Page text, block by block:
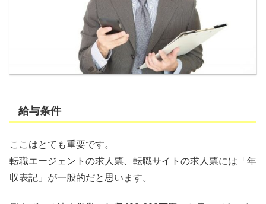
給与条件
ここはとても重要です。
転職エージェントの求人票、転職サイトの求人票には「年
収表記」が一般的だと思います。